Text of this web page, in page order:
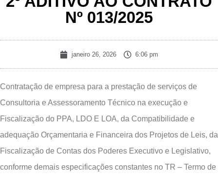
Nº 013/2025
janeiro 26, 2026 6:06 pm
Contratação de empresa para a prestação de serviços de
Consultoria e Assessoramento Técnico na execução e
Fiscalização do PPA, LDO E LOA, da Compatibilidade e
adequação Orçamentaria e Financeira dos Projetos de Leis, da
Fiscalização de Contas dos Poderes Executivo e Legislativo,
conforme demais especificações constantes no TR – Termo de